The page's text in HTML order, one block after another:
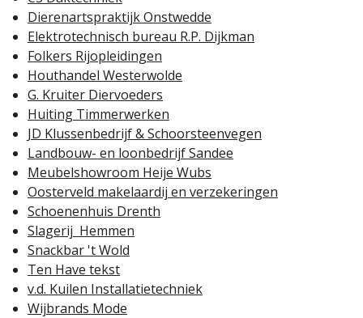
Dierenartspraktijk Onstwedde
Elektrotechnisch bureau R.P. Dijkman
Folkers Rijopleidingen
Houthandel Westerwolde
G. Kruiter Diervoeders
Huiting Timmerwerken
JD Klussenbedrijf & Schoorsteenvegen
Landbouw- en loonbedrijf Sandee
Meubelshowroom Heije Wubs
Oosterveld makelaardij en verzekeringen
Schoenenhuis Drenth
Slagerij Hemmen
Snackbar 't Wold
Ten Have tekst
v.d. Kuilen Installatietechniek
Wijbrands Mode